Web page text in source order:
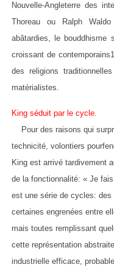
Nouvelle-Angleterre des
Thoreau ou Ralph
abâtardies, le bouddhisme
croissant de
des religions
matérialistes.
King séduit par le cycle.
Pour des raisons qui
technicité, volontiers
King est arrivé tardivement
de la fonctionnalité: « Je
est une série de cycles: des
certaines engrenées entre
mais toutes remplissant
cette représentation
industrielle efficace,